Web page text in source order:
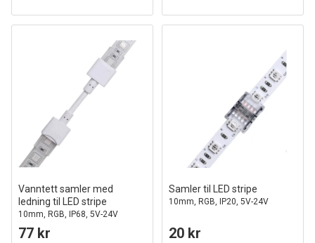
Vanntett samler med
ledning til LED stripe
10mm, RGB, IP68, 5V-24V
77 kr
Samler til LED stripe
10mm, RGB, IP20, 5V-24V
20 kr